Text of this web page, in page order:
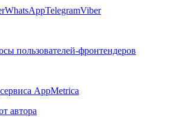
WhatsAppTelegramViber
пользователей-фронтендеров
AppMetrica
автора